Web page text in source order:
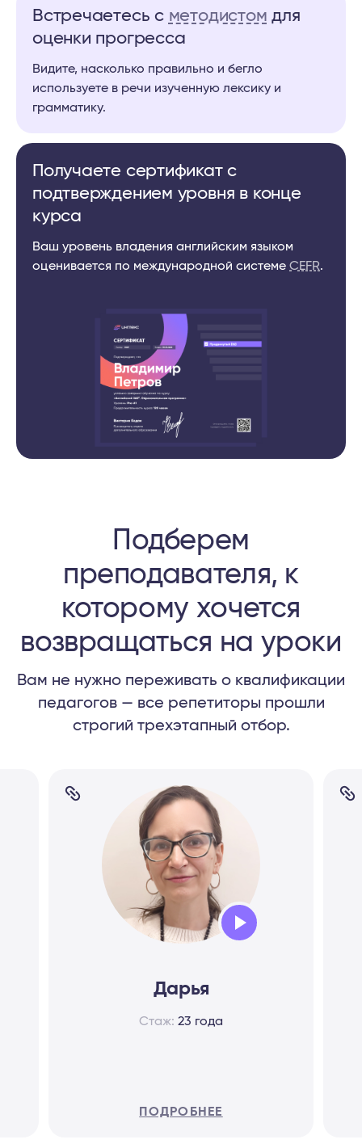
базовые вопросы
наречия частотности
глагол be
время present simple (простое
прошедшее)
время present continuous
(настоящее длительное)
выражение there is/are
модальный глагол can
существительных
повелительное наклонение
Встречаетесь c методистом для
оценки прогресса
Видите, насколько правильно и бегло
используете в речи изученную лексику и
грамматику.
Получаете сертификат с
подтверждением уровня в конце
курса
Ваш уровень владения английским языком
оценивается по международной системе CEFR.
Подберем
преподавателя, к
которому хочется
возвращаться на уроки
Вам не нужно переживать о квалификации
педагогов — все репетиторы прошли
строгий трехэтапный отбор.
Audio
Дарья
Стаж: 23 года
ПОДРОБНЕЕ